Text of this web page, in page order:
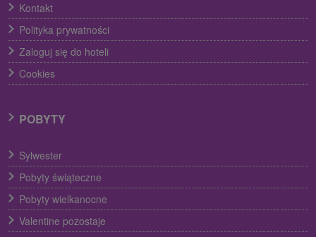
Kontakt
Polityka prywatności
Zaloguj się do hoteli
Cookies
POBYTY
Sylwester
Pobyty świąteczne
Pobyty wielkanocne
Valentine pozostaje